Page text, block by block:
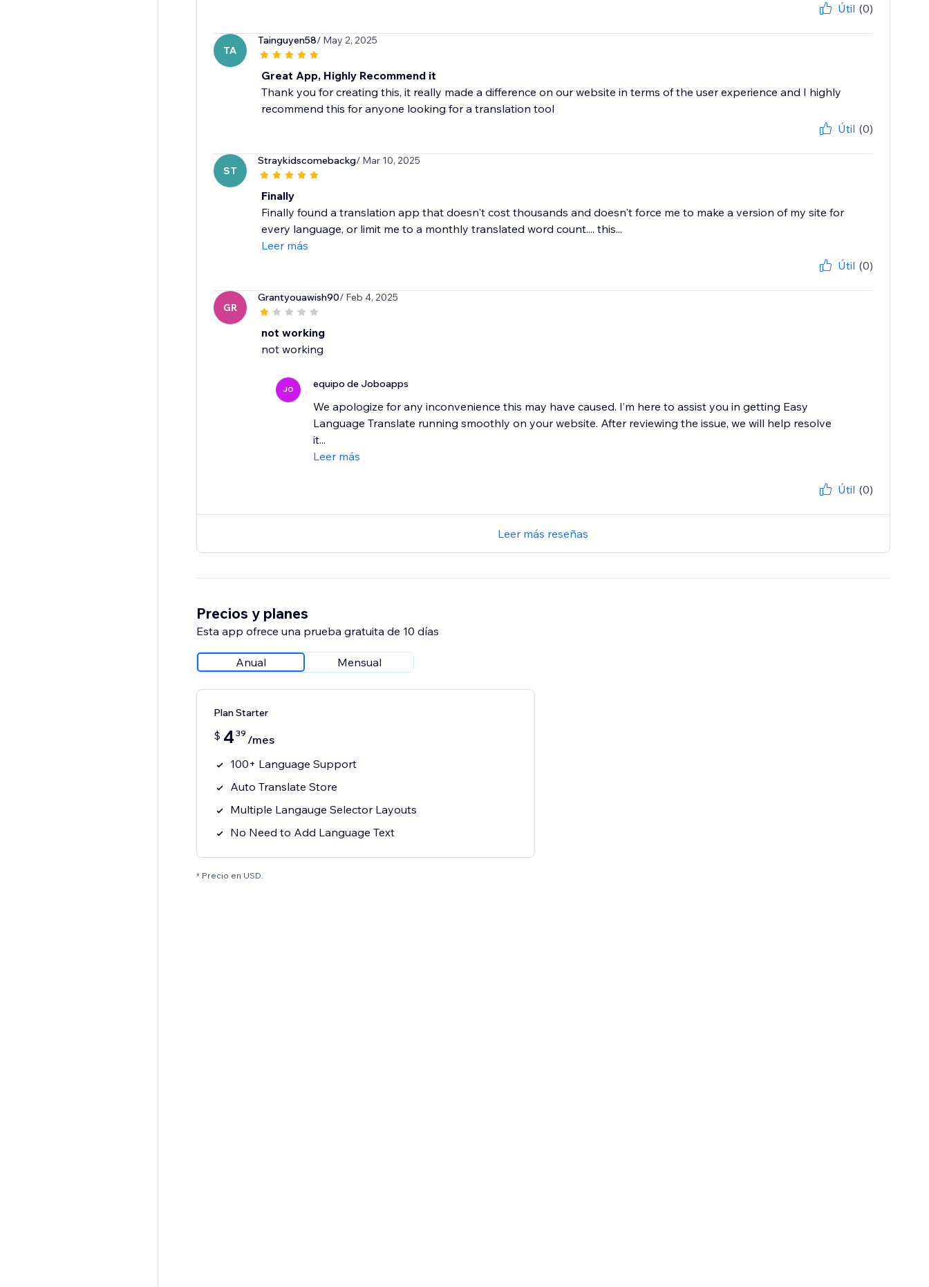
Útil (0)
TA
Tainguyen58/ May 2, 2025
Great App, Highly Recommend it
Thank you for creating this, it really made a difference on our website in terms of the user experience and I highly
recommend this for anyone looking for a translation tool
Útil (0)
ST
Straykidscomebackg/ Mar 10, 2025
Finally
Finally found a translation app that doesn't cost thousands and doesn't force me to make a version of my site for
every language, or limit me to a monthly translated word count.... this...
Leer más
Útil (0)
GR
Grantyouawish90/ Feb 4, 2025
not working
not working
JO equipo de Joboapps
We apologize for any inconvenience this may have caused. I’m here to assist you in getting Easy
Language Translate running smoothly on your website. After reviewing the issue, we will help resolve
it...
Leer más
Útil (0)
Leer más reseñas
Precios y planes
Esta app ofrece una prueba gratuita de 10 días
Anual Mensual
Plan Starter
$ 4 39 /mes
100+ Language Support
Auto Translate Store
Multiple Langauge Selector Layouts
No Need to Add Language Text
* Precio en USD.